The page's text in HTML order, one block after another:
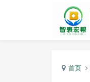
首页